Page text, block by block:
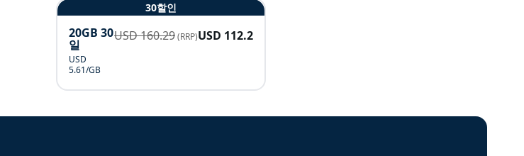
30할인
20GB 30
일
USD
5.61/GB
USD160.29(RRP)USD 112.2